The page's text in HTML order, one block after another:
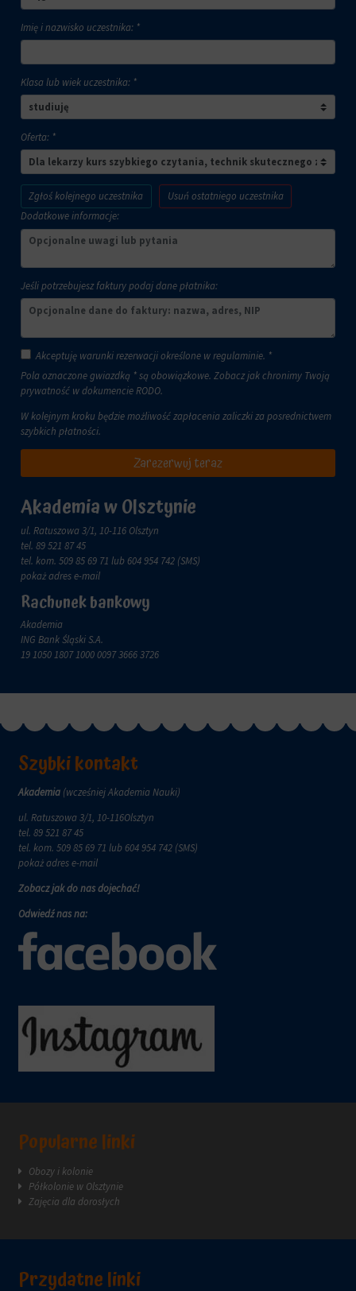
Imię i nazwisko uczestnika: *
Klasa lub wiek uczestnika: *
Oferta: *
Zgłoś kolejnego uczestnika
Usuń ostatniego uczestnika
Dodatkowe informacje:
Jeśli potrzebujesz faktury podaj dane płatnika:
Akceptuję warunki rezerwacji określone wregulaminie. *
Pola oznaczone gwiazdką * są obowiązkowe. Zobacz jak chronimy Twoją
prywatność w dokumencie RODO.
W kolejnym kroku będzie możliwość zapłacenia zaliczki za posrednictwem
szybkich płatności.
Zarezerwuj teraz
Akademia w Olsztynie
ul. Ratuszowa 3/1, 10-116 Olsztyn
tel. 89 521 87 45
tel. kom. 509 85 69 71 lub 604 954 742 (SMS)
pokaż adres e-mail
Rachunek bankowy
Akademia
ING Bank Śląski S.A.
19 1050 1807 1000 0097 3666 3726
Szybki kontakt
Akademia (wcześniej Akademia Nauki)
ul. Ratuszowa 3/1, 10-116Olsztyn
tel.89 521 87 45
tel. kom.509 85 69 71 lub 604 954 742 (SMS)
pokaż adres e-mail
Zobacz jak do nas dojechać!
Odwiedź nas na:
Popularne linki
Obozy i kolonie
Półkolonie w Olsztynie
Zajęcia dla dorosłych
Przydatne linki